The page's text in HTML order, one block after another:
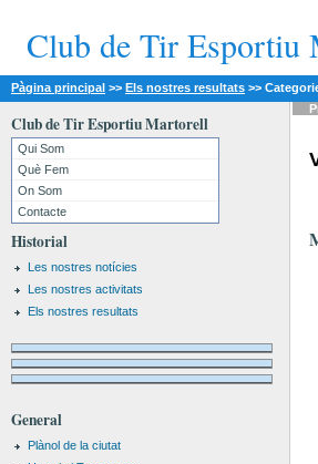
Club de Tir Esportiu
Pàgina principal >> Els nostres resultats >>
Club de Tir Esportiu Martorell
Qui Som
Què Fem
On Som
Contacte
Historial
Les nostres notícies
Les nostres activitats
Els nostres resultats
General
Plànol de la ciutat